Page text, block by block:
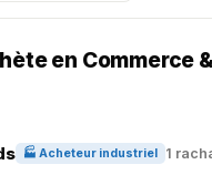
en Commerce
🏭 Acheteur industriel 1